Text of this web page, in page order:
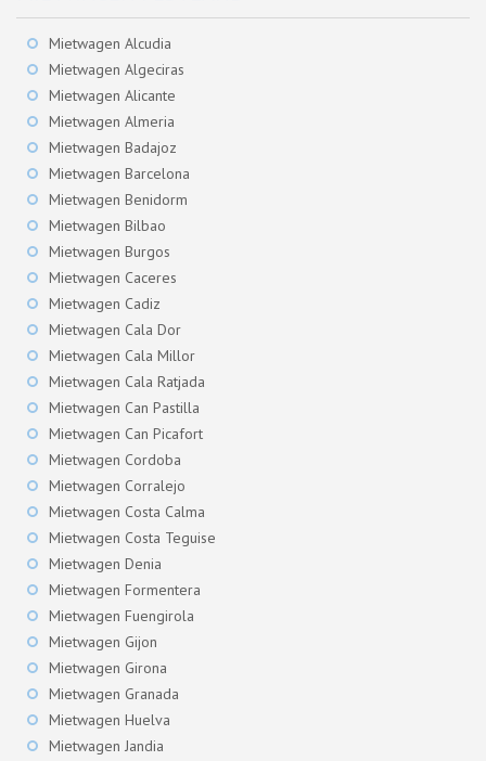
Mietwagen Alcudia
Mietwagen Algeciras
Mietwagen Alicante
Mietwagen Almeria
Mietwagen Badajoz
Mietwagen Barcelona
Mietwagen Benidorm
Mietwagen Bilbao
Mietwagen Burgos
Mietwagen Caceres
Mietwagen Cadiz
Mietwagen Cala Dor
Mietwagen Cala Millor
Mietwagen Cala Ratjada
Mietwagen Can Pastilla
Mietwagen Can Picafort
Mietwagen Cordoba
Mietwagen Corralejo
Mietwagen Costa Calma
Mietwagen Costa Teguise
Mietwagen Denia
Mietwagen Formentera
Mietwagen Fuengirola
Mietwagen Gijon
Mietwagen Girona
Mietwagen Granada
Mietwagen Huelva
Mietwagen Jandia